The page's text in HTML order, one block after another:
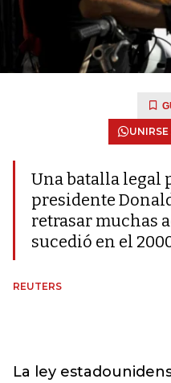
Una batalla legal
presidente
retrasar muchas
sucedió en el
REUTERS
La ley